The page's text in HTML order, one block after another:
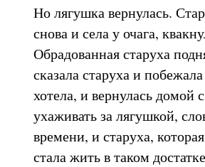
Но лягушка вернулась.
снова и села у очага,
Обрадованная старуха
сказала старуха и
хотела, и вернулась
ухаживать за лягушкой,
времени, и старуха,
стала жить в таком